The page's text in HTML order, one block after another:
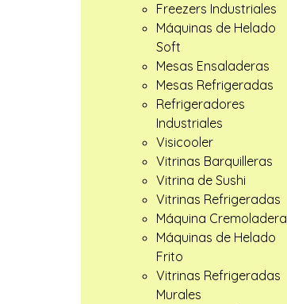
Freezers Industriales
Máquinas de Helado
Soft
Mesas Ensaladeras
Mesas Refrigeradas
Refrigeradores
Industriales
Visicooler
Vitrinas Barquilleras
Vitrina de Sushi
Vitrinas Refrigeradas
Máquina Cremoladera
Máquinas de Helado
Frito
Vitrinas Refrigeradas
Murales